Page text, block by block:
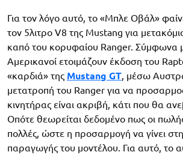
Για τον λόγο αυτό, το «Μπλε Οβάλ»
τον 5λιτρο V8 της Mustang για
καπό του κορυφαίου Ranger. Σύμφωνα
Αμερικανοί ετοιμάζουν έκδοση του
«καρδιά» της Mustang GT, μέσω
μετατροπή του Ranger για να
κινητήρας είναι ακριβή, κάτι που θα
Οπότε θεωρείται δεδομένο πως οι
πολλές, ώστε η προσαρμογή να γίνει
παραγωγής του μοντέλου. Για αυτό, το